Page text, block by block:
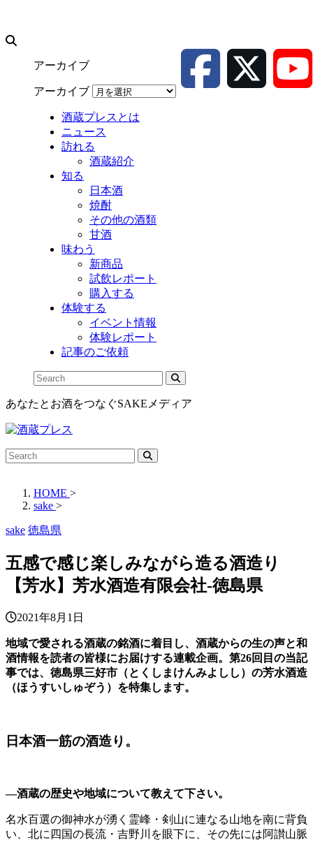
アーカイブ
アーカイブ
酒蔵プレスとは
ニュース
訪れる
酒蔵紹介
知る
日本酒
焼酎
その他の酒類
甘酒
味わう
新商品
試飲レポート
購入する
体験する
イベント情報
体験レポート
記事のご依頼
あなたとお酒をつなぐSAKEメディア
HOME >
sake >
sake 徳島県
五感で感じ楽しみながら造る酒造り
【芳水】芳水酒造有限会社-徳島県
2021年8月1日
地域で愛される酒蔵の銘酒に着目し、酒蔵からの生の声と和
酒情報を読者の皆様にお届けする連載企画。第26回目の当記
事では、徳島県三好市（とくしまけんみよしし）の芳水酒造
（ほうすいしゅぞう）を特集します。
日本酒一筋の酒造り。
―酒蔵の歴史や地域について教えて下さい。
名水百選の御神水が湧く霊峰・剣山に連なる山地を南に背負
い、北に四国の長流・吉野川を眼下に、その先には阿讃山脈